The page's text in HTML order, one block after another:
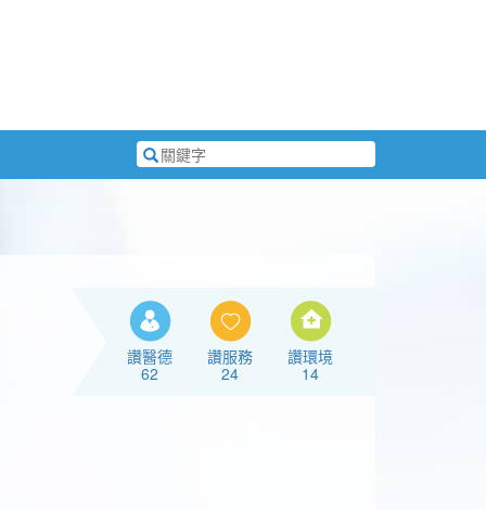
搜
尋
讚醫德
62
讚服務
24
讚環境
14